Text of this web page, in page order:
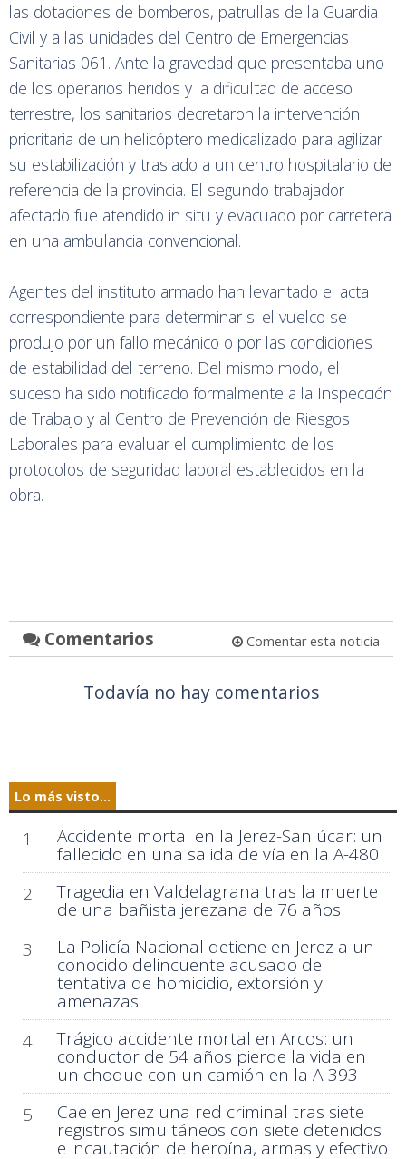
las dotaciones de bomberos, patrullas de la Guardia
Civil y a las unidades del Centro de Emergencias
Sanitarias 061. Ante la gravedad que presentaba uno
de los operarios heridos y la dificultad de acceso
terrestre, los sanitarios decretaron la intervención
prioritaria de un helicóptero medicalizado para agilizar
su estabilización y traslado a un centro hospitalario de
referencia de la provincia. El segundo trabajador
afectado fue atendido in situ y evacuado por carretera
en una ambulancia convencional.
Agentes del instituto armado han levantado el acta
correspondiente para determinar si el vuelco se
produjo por un fallo mecánico o por las condiciones
de estabilidad del terreno. Del mismo modo, el
suceso ha sido notificado formalmente a la Inspección
de Trabajo y al Centro de Prevención de Riesgos
Laborales para evaluar el cumplimiento de los
protocolos de seguridad laboral establecidos en la
obra.
Comentarios Comentar esta noticia
Todavía no hay comentarios
Lo más visto...
1 Accidente mortal en la Jerez-Sanlúcar: un
fallecido en una salida de vía en la A-480
2
Tragedia en Valdelagrana tras la muerte
de una bañista jerezana de 76 años
3
La Policía Nacional detiene en Jerez a un
conocido delincuente acusado de
tentativa de homicidio, extorsión y
amenazas
4
Trágico accidente mortal en Arcos: un
conductor de 54 años pierde la vida en
un choque con un camión en la A-393
5
Cae en Jerez una red criminal tras siete
registros simultáneos con siete detenidos
e incautación de heroína, armas y efectivo